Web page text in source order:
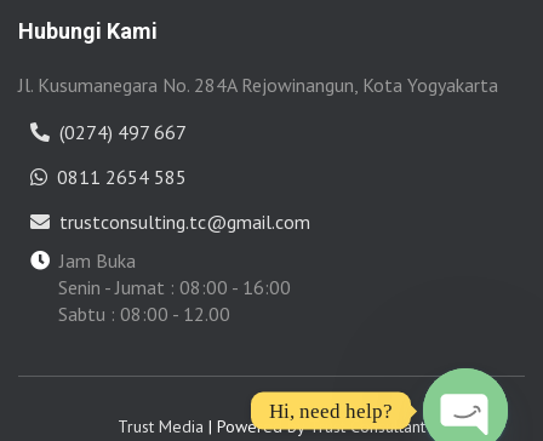
Hubungi Kami
Jl. Kusumanegara No. 284A Rejowinangun, Kota Yogyakarta
(0274) 497 667
0811 2654 585
trustconsulting.tc@gmail.com
Jam Buka
Senin - Jumat : 08:00 - 16:00
Sabtu : 08:00 - 12.00
Trust Media | Powered byTrust Consultant
Hi, need help?